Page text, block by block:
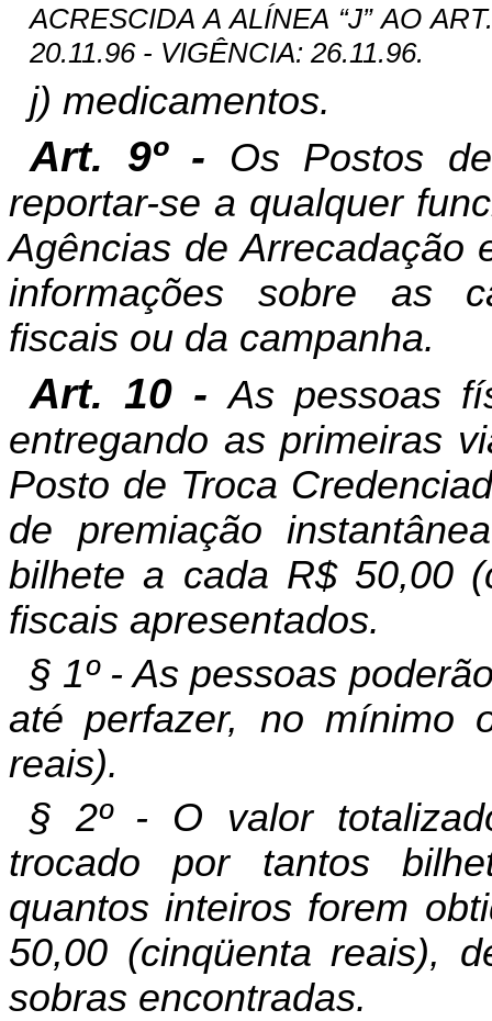
ACRESCIDA A ALÍNEA “J” AO
20.11.96 - VIGÊNCIA: 26.11.96.
j) medicamentos.
Art. 9º - Os Postos
reportar-se a qualquer
Agências de Arrecadação
informações sobre as
fiscais ou da campanha.
Art. 10 -As pessoas
entregando as primeiras
Posto de Troca
de premiação
bilhete a cada R$ 50,00
fiscais apresentados.
§ 1º - As pessoas
até perfazer, no mínimo
reais).
§ 2º - O valor
trocado por tantos
quantos inteiros forem
50,00 (cinqüenta reais),
sobras encontradas.